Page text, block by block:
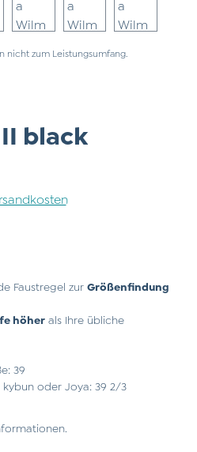
nicht zum Leistungsumfang.
black
Faustregel zur Größenfindung
höher als Ihre übliche
39
oder Joya: 39 2/3